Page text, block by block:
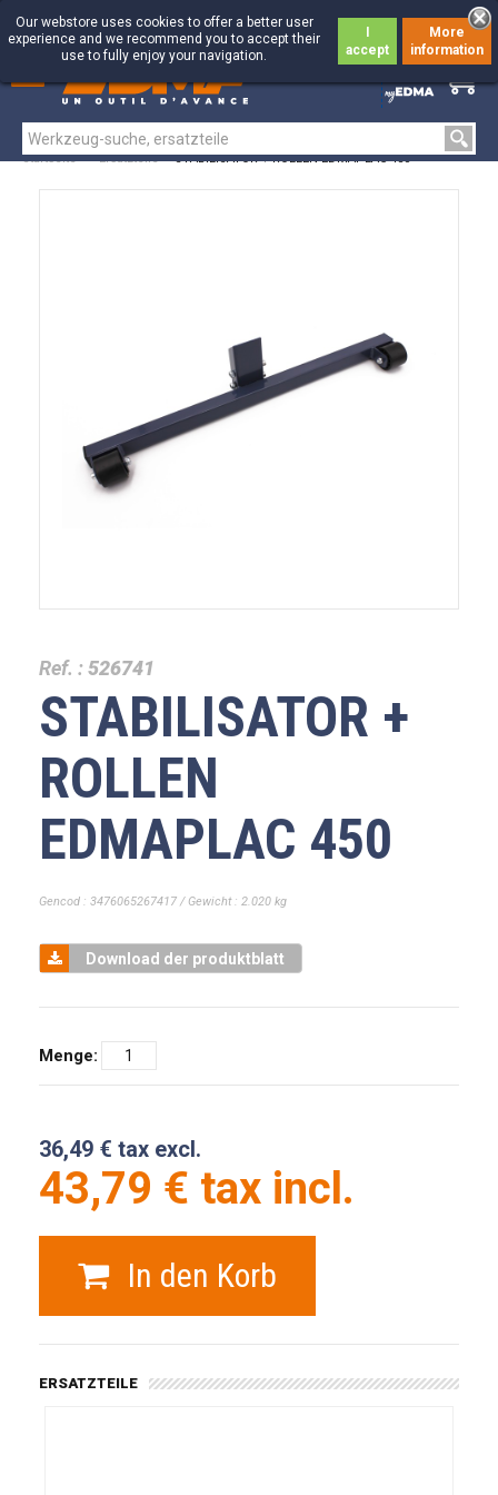
0
0
Our webstore uses cookies to offer a better user
experience and we recommend you to accept their
use to fully enjoy your navigation.
accept
More
information
Startseite > Ersatzteile > STABILISATOR + ROLLEN EDMAPLAC 450
Ref. :526741
STABILISATOR +
ROLLEN
EDMAPLAC 450
Gencod : 3476065267417 / Gewicht : 2.020 kg
Download der produktblatt
Menge:
36,49 € tax excl.
43,79 € tax incl.
In den Korb
ERSATZTEILE